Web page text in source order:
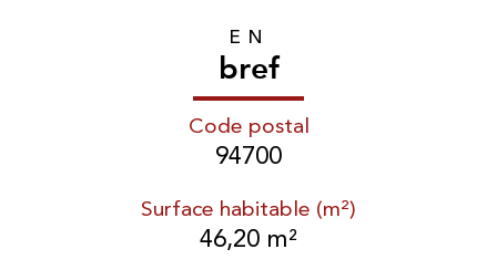
EN
bref
Code postal
94700
Surface habitable (m²)
46,20 m²